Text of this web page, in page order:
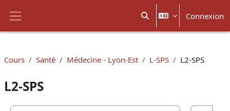
Activer/désactiver la
Connexion
Cours Santé Médecine - Lyon-Est L-SPS L2-SPS
L2-SPS